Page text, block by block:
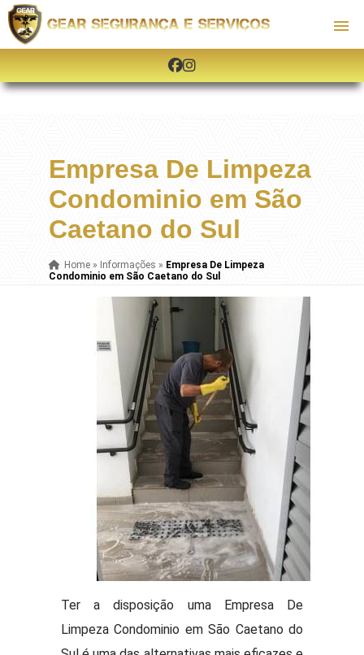
Empresa De Limpeza
Condominio em São
Caetano do Sul
Home» Informações » Empresa De Limpeza
Condominio em São Caetano do Sul
Ter a disposição uma Empresa De
Limpeza Condominio em São Caetano do